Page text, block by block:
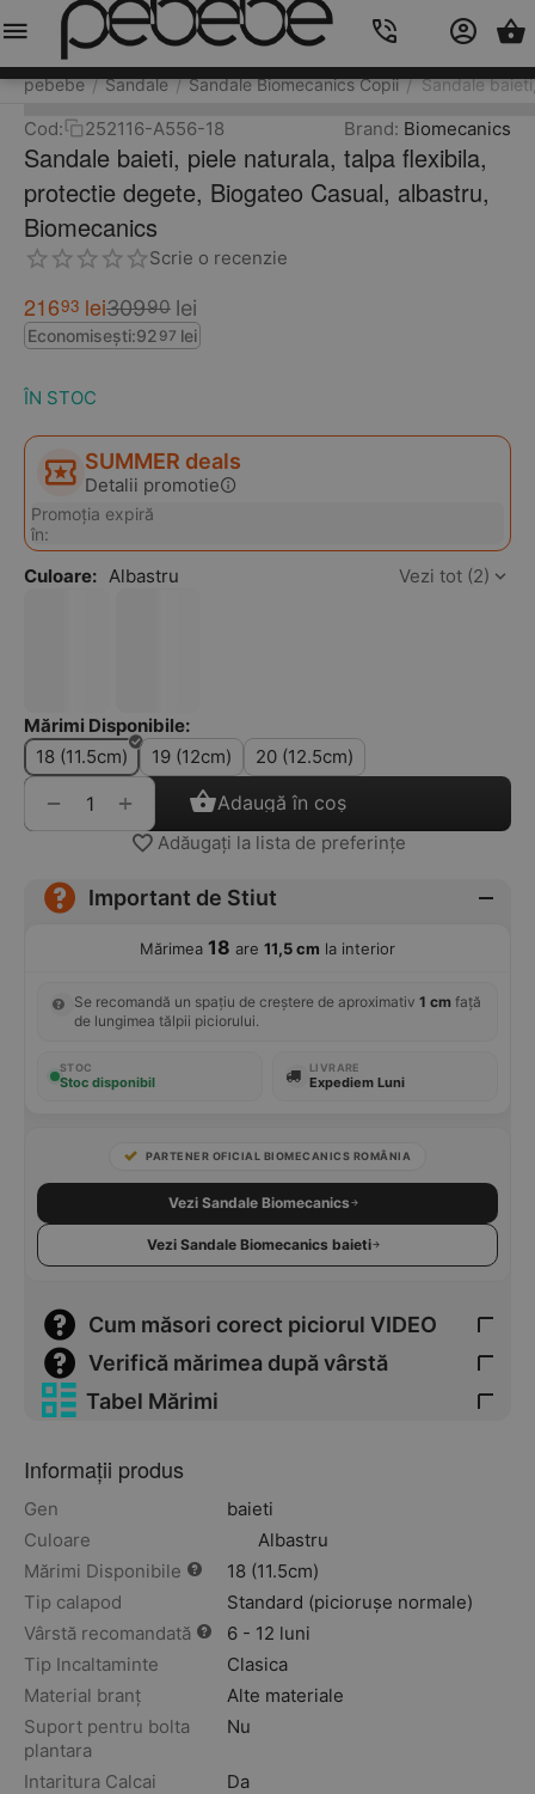
pebebe / Sandale / Sandale Biomecanics Copii / Sandale
Cod: 252116-A556-18 Brand: Biomecanics
Sandale baieti, piele naturala, talpa flexibila,
protectie degete, Biogateo Casual, albastru,
Biomecanics
Scrie o recenzie
21693 lei30990 lei
Economisești:92 97 lei
ÎN STOC
SUMMER deals
Detalii promotie
Promoția expiră
în:
Culoare: Albastru Vezi tot (2)
Mărimi Disponibile:
18 (11.5cm)
19 (12cm) 20 (12.5cm)
+
− Adaugă în coș
Adăugați la lista de preferințe
Important de Stiut
Mărimea 18 are 11,5 cm la interior
Se recomandă un spațiu de creștere de aproximativ 1 cm față
de lungimea tălpii piciorului.
STOC
Stoc disponibil
LIVRARE
Expediem Luni
PARTENER OFICIAL BIOMECANICS ROMÂNIA
Vezi Sandale Biomecanics
Vezi Sandale Biomecanics baieti
Cum măsori corect piciorul VIDEO
Verifică mărimea după vârstă
Tabel Mărimi
Informații produs
Gen
baieti
Culoare
Albastru
Mărimi Disponibile
18 (11.5cm)
Tip calapod
Standard (piciorușe normale)
Vârstă recomandată
6 - 12 luni
Tip Incaltaminte
Clasica
Material branț
Alte materiale
Suport pentru bolta
plantara
Nu
Intaritura Calcai
Da
Meniu Caută Cos